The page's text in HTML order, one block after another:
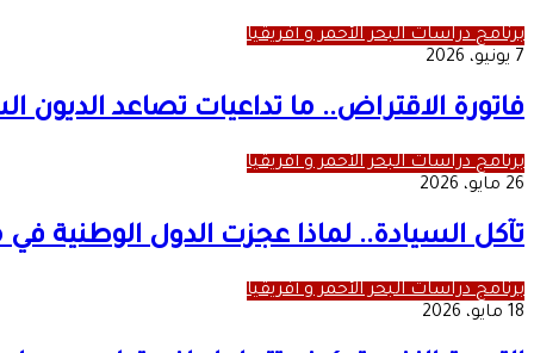
برنامج دراسات البحر الأحمر و أفريقيا
7 يونيو، 2026
فاتورة الاقتراض.. ما تداعيات تصاعد الديون
برنامج دراسات البحر الأحمر و أفريقيا
26 مايو، 2026
تآكل السيادة.. لماذا عجزت الدول الوطنية
برنامج دراسات البحر الأحمر و أفريقيا
18 مايو، 2026